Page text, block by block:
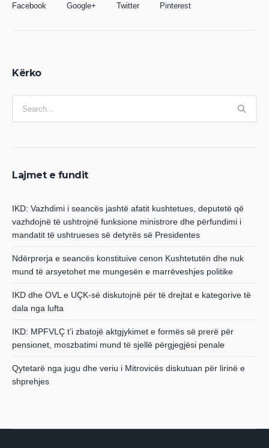
Facebook Google+ Twitter Pinterest
Kërko
Lajmet e fundit
IKD: Vazhdimi i seancës jashtë afatit kushtetues, deputetë që
vazhdojnë të ushtrojnë funksione ministrore dhe përfundimi i
mandatit të ushtrueses së detyrës së Presidentes
Ndërprerja e seancës konstituive cenon Kushtetutën dhe nuk
mund të arsyetohet me mungesën e marrëveshjes politike
IKD dhe OVL e UÇK-së diskutojnë për të drejtat e kategorive të
dala nga lufta
IKD: MPFVLÇ t’i zbatojë aktgjykimet e formës së prerë për
pensionet, moszbatimi mund të sjellë përgjegjësi penale
Qytetarë nga jugu dhe veriu i Mitrovicës diskutuan për lirinë e
shprehjes